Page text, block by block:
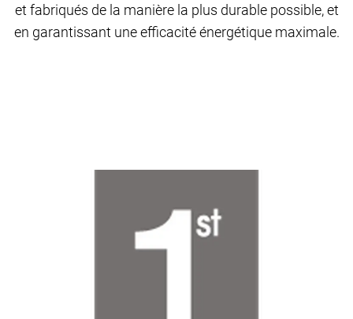
et fabriqués de la manière la plus durable possible, et
en garantissant une efficacité énergétique maximale.